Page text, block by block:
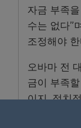
자금 부족
수는 없다”
조정해야
오바마 전
금이 부족
이지, 정치